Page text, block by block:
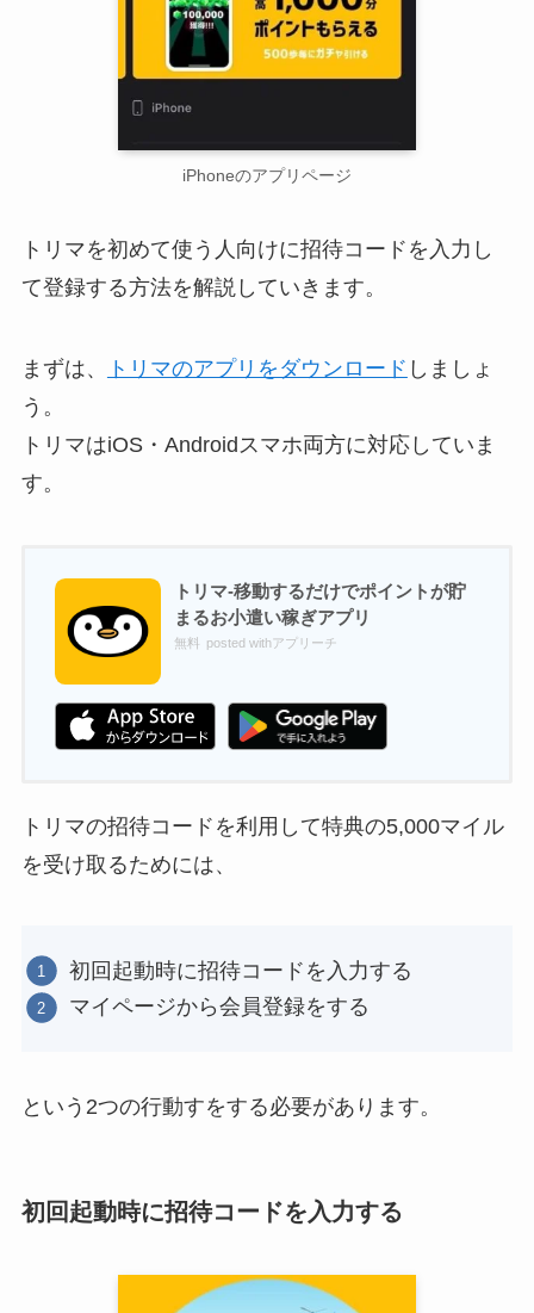
iPhoneのアプリページ
トリマを初めて使う人向けに招待コードを入力し
て登録する方法を解説していきます。
まずは、 トリマのアプリをダウンロード しましょ
う。
トリマはiOS・Androidスマホ両方に対応していま
す。
トリマ-移動するだけでポイントが貯
まるお小遣い稼ぎアプリ
無料 posted withアプリーチ
トリマの招待コードを利用して特典の5,000マイル
を受け取るためには、
初回起動時に招待コードを入力する
マイページから会員登録をする
という2つの行動すをする必要があります。
初回起動時に招待コードを入力する